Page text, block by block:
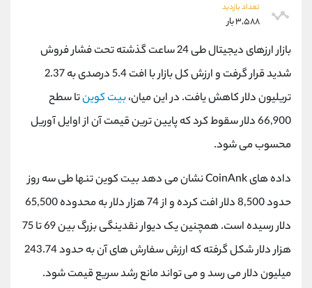
تعداد بازدید
۳,۵۸۸ بار
بازار ارزهای دیجیتال طی 24 ساعت گذشته تحت فشار فروش
شدید قرار گرفت و ارزش کل بازار با افت 5.4 درصدی به 2.37
تریلیون دلار کاهش یافت. در این میان،بیت کوینتا سطح
66,900 دلار سقوط کرد که پایین ترین قیمت آن از اوایل آوریل
محسوب می شود.
داده های CoinAnk نشان می دهد بیت کوین تنها طی سه روز
حدود 8,500 دلار افت کرده و از 74 هزار دلار به محدوده 65,500
دلار رسیده است. همچنین یک دیوار نقدینگی بزرگ بین 69 تا 75
هزار دلار شکل گرفته که ارزش سفارش های آن به حدود 243.74
میلیون دلار می رسد و می تواند مانع رشد سریع قیمت شود.
اطلاعات تماس (دفتر فروش)
تلفن 021-22021030
بدون پیش شماره 90001030
اینستاگرام @alireza.mehrabii
کانال تلگرام @alirezamehrabi_com